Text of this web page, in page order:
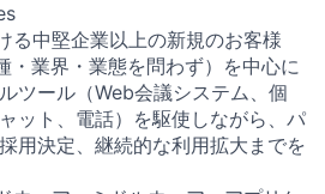
る中堅企業以上の新規のお客様
・業界・業態を問わず）を中心に
ツール（Web会議システム、個
ット、電話）を駆使しながら、パ
用決定、継続的な利用拡大までを